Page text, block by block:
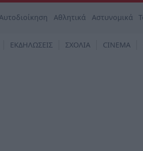
Αθλητικά Αστυνομικά
ΕΚΔΗΛΩΣΕΙΣ ΣΧΟΛΙΑ CINEMA